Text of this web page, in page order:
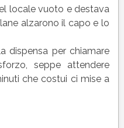
locale vuoto e destava
alzarono il capo e lo
dispensa per chiamare
seppe attendere
che costui ci mise a